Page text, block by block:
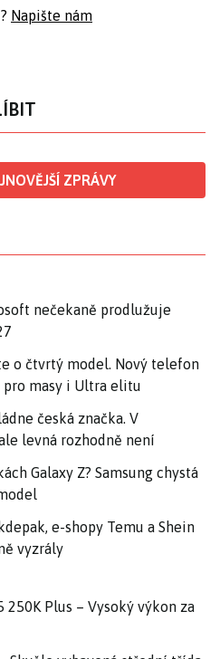
Napište nám
ZPRÁVY
nečekaně prodlužuje
o čtvrtý model. Nový telefon
masy i Ultra elitu
česká značka. V
levná rozhodně není
Galaxy Z? Samsung chystá
e-shopy Temu a Shein
vyzrály
Plus – Vysoký výkon za